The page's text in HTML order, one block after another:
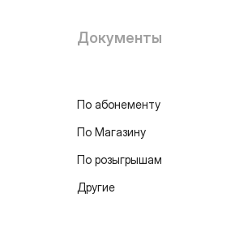
Документы
По абонементу
По Магазину
По розыгрышам
Другие